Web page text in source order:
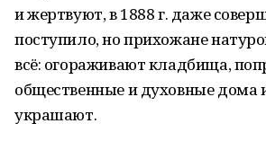
и жертвуют, в 1888 г. даже
поступило, но прихожане
всё: огораживают кладбища,
общественные и духовные дома
украшают.